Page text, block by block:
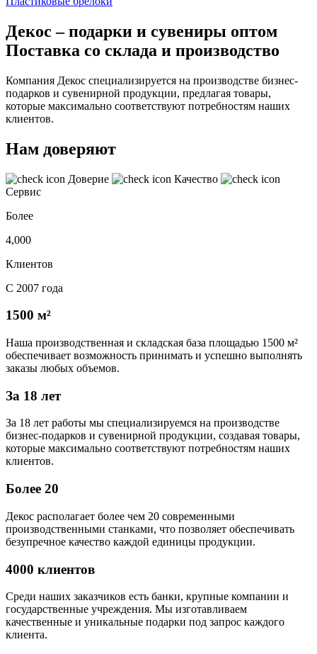
Декос – подарки и сувениры оптом
Поставка со склада и производство
Компания Декос специализируется на производстве бизнес-
подарков и сувенирной продукции, предлагая товары,
которые максимально соответствуют потребностям наших
клиентов.
Нам доверяют
Доверие
Качество
Сервис
Более
4,000
Клиентов
С 2007 года
1500 м²
Наша производственная и складская база площадью 1500 м²
обеспечивает возможность принимать и успешно выполнять
заказы любых объемов.
За 18 лет
За 18 лет работы мы специализируемся на производстве
бизнес-подарков и сувенирной продукции, создавая товары,
которые максимально соответствуют потребностям наших
клиентов.
Более 20
Декос располагает более чем 20 современными
производственными станками, что позволяет обеспечивать
безупречное качество каждой единицы продукции.
4000 клиентов
Среди наших заказчиков есть банки, крупные компании и
государственные учреждения. Мы изготавливаем
качественные и уникальные подарки под запрос каждого
клиента.